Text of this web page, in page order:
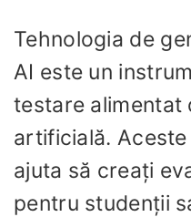
Tehnologia de
AI este un
testare alimentat
artificială.
ajuta să creați
pentru studenții